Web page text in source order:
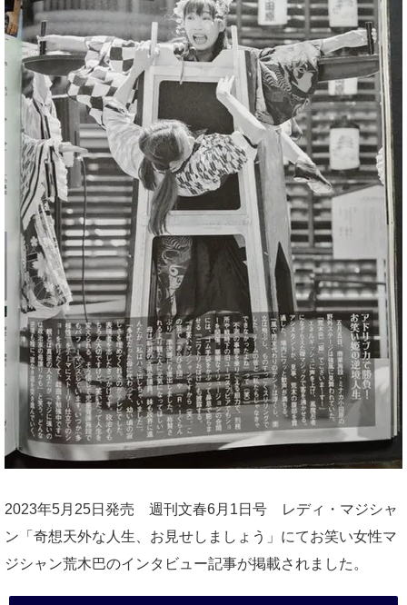
2023年5月25日発売 週刊文春6月1日号 レディ・マジシャ
ン「奇想天外な人生、お見せしましょう」にてお笑い女性マ
ジシャン荒木巴のインタビュー記事が掲載されました。